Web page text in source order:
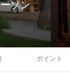
ソン
ポイント